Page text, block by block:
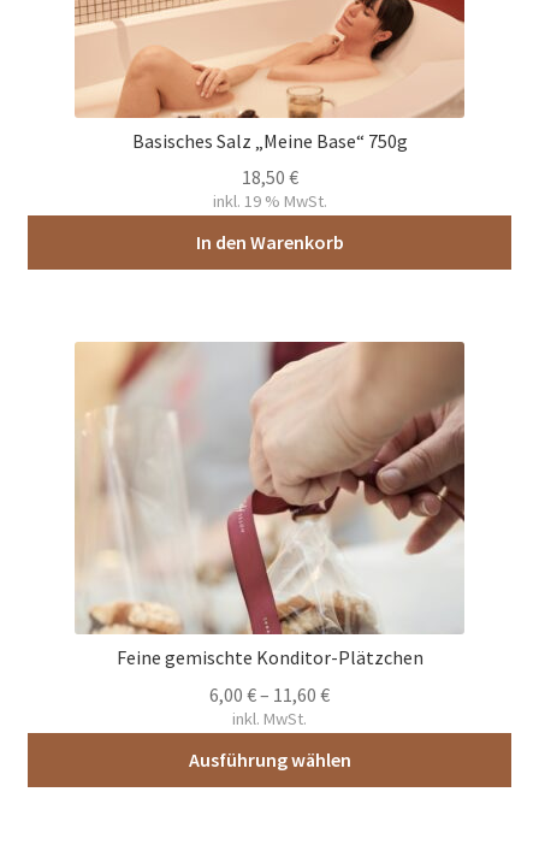
Basisches Salz „Meine Base“ 750g
18,50 €
inkl. 19 % MwSt.
In den Warenkorb
Feine gemischte Konditor-Plätzchen
6,00 €– 11,60 €
inkl. MwSt.
Ausführung wählen